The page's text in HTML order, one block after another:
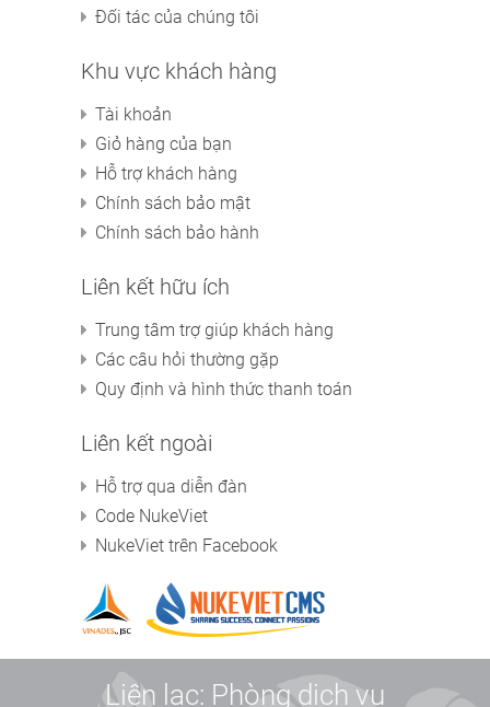
Đối tác của chúng tôi
Khu vực khách hàng
Tài khoản
Giỏ hàng của bạn
Hỗ trợ khách hàng
Chính sách bảo mật
Chính sách bảo hành
Liên kết hữu ích
Trung tâm trợ giúp khách hàng
Các câu hỏi thường gặp
Quy định và hình thức thanh toán
Liên kết ngoài
Hỗ trợ qua diễn đàn
Code NukeViet
NukeViet trên Facebook
Liên lạc: Phòng dịch vụ